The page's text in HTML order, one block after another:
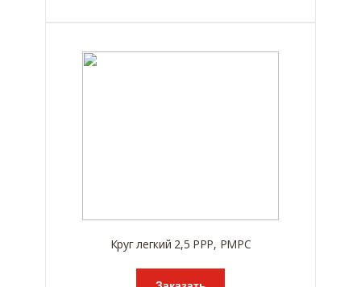
Круг легкий 2,5 РРР, РМРС